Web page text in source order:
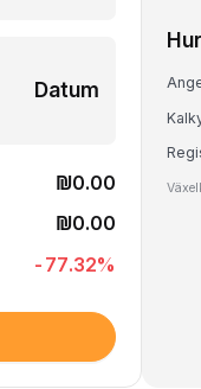
Datum
₪0.00
₪0.00
-77.32%